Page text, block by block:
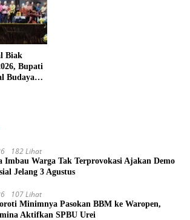
Biak
Bupati
Budaya
182 Lihat
Imbau Warga Tak Terprovokasi Ajakan Demo
Jelang 3 Agustus
107 Lihat
Minimnya Pasokan BBM ke Waropen,
Aktifkan SPBU Urei